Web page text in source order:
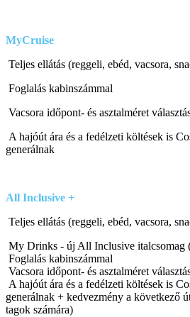
MyCruise
Teljes ellátás (reggeli, ebéd, vacsora,
Foglalás kabinszámmal
Vacsora időpont- és asztalméret
A hajóút ára és a fedélzeti költések is
generálnak
All Inclusive +
Teljes ellátás (reggeli, ebéd, vacsora,
My Drinks - új All Inclusive italcsomag
Foglalás kabinszámmal
Vacsora időpont- és asztalméret
A hajóút ára és a fedélzeti költések is
generálnak + kedvezmény a következő
tagok számára)